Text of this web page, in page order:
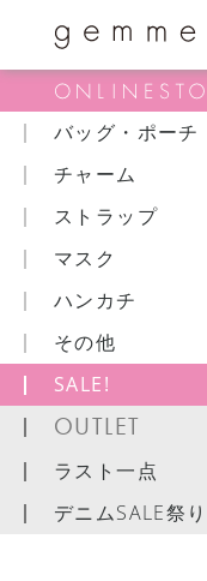
バッグ・ポーチ
チャーム
ストラップ
マスク
ハンカチ
その他
SALE!
OUTLET
ラスト一点
デニムSALE祭り